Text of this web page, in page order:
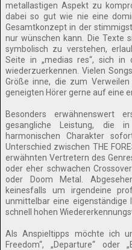
metallastigen Aspekt zu
dabei so gut wie nie eine
Gesamtkonzept in der
nur wünschen kann. Die Texte
symbolisch zu verstehen,
Seite in „medias res“, sich in
wiederzuerkennen. Vielen
Größe inne, die zum
geneigten Hörer gerne auf eine
Besonders erwähnenswert
gesangliche Leistung, die
harmonischen Charakter
Unterschied zwischen THE
erwähnten Vertretern des
oder eher schwachen
oder Doom Metal.
keinesfalls um irgendeine
unmittelbar eine
schnell hohen
Als Anspieltipps möchte ich
Freedom“, „Departure“ oder